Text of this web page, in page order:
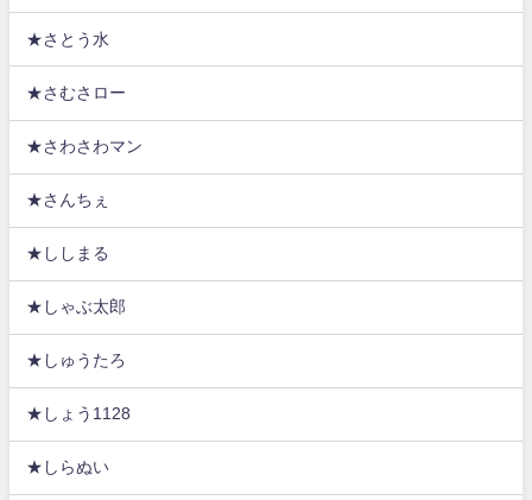
★さとう水
★さむさロー
★さわさわマン
★さんちぇ
★ししまる
★しゃぶ太郎
★しゅうたろ
★しょう1128
★しらぬい